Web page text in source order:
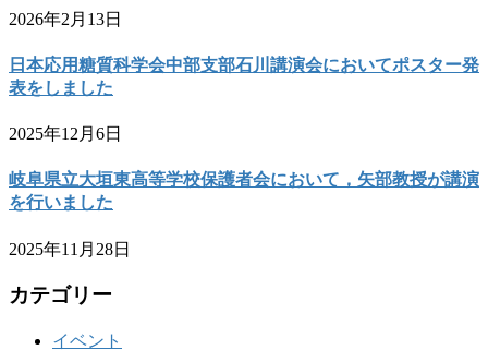
2026年2月13日
日本応用糖質科学会中部支部石川講演会においてポスター発
表をしました
2025年12月6日
岐阜県立大垣東高等学校保護者会において，矢部教授が講演
を行いました
2025年11月28日
カテゴリー
イベント